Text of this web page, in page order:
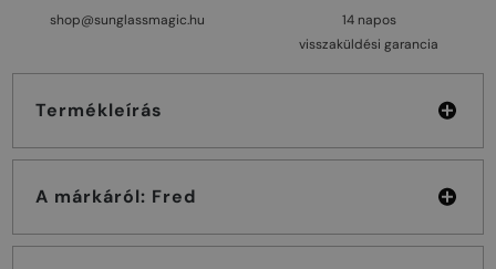
shop@sunglassmagic.hu
14 napos
visszaküldési garancia
Termékleírás
A márkáról: Fred